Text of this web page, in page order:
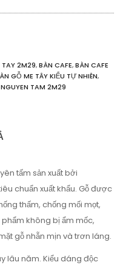
TAY 2M29,BÀN CAFE,BÀN CAFE
GỖ ME TÂY KIỂU TỰ NHIÊN,
TAM 2M29
tấm sản xuất bởi
chuẩn xuất khẩu. Gỗ được
thấm, chống mối mọt,
không bị ẩm mốc,
gỗ nhẵn mịn và trơn láng.
lâu năm. Kiểu dáng độc